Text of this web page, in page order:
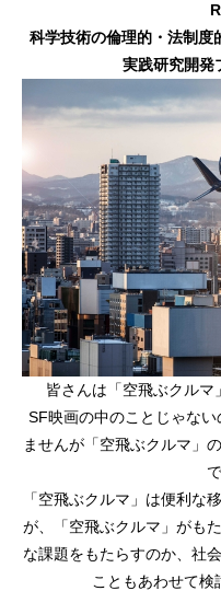
科学技術の倫理的・法制度
実践研究開発
皆さんは「空飛ぶクルマ
SF映画の中のことじゃな
ませんが「空飛ぶクルマ」
「空飛ぶクルマ」は便利な
が、「空飛ぶクルマ」がも
な課題をもたらすのか、社
こともあわせて検